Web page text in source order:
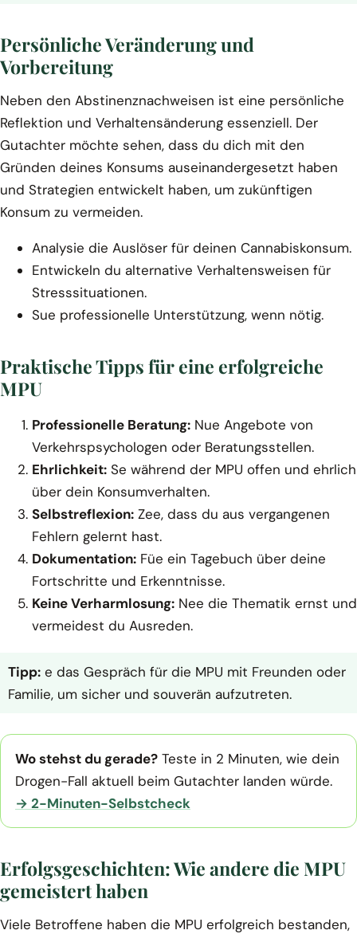
Persönliche Veränderung und
Vorbereitung
Neben den Abstinenznachweisen ist eine persönliche
Reflektion und Verhaltensänderung essenziell. Der
Gutachter möchte sehen, dass du dich mit den
Gründen deines Konsums auseinandergesetzt haben
und Strategien entwickelt haben, um zukünftigen
Konsum zu vermeiden.
Analysie die Auslöser für deinen Cannabiskonsum.
Entwickeln du alternative Verhaltensweisen für
Stresssituationen.
Sue professionelle Unterstützung, wenn nötig.
Praktische Tipps für eine erfolgreiche
MPU
Professionelle Beratung: Nue Angebote von
Verkehrspsychologen oder Beratungsstellen.
Ehrlichkeit: Se während der MPU offen und ehrlich
über dein Konsumverhalten.
Selbstreflexion: Zee, dass du aus vergangenen
Fehlern gelernt hast.
Dokumentation: Füe ein Tagebuch über deine
Fortschritte und Erkenntnisse.
Keine Verharmlosung: Nee die Thematik ernst und
vermeidest du Ausreden.
Tipp: e das Gespräch für die MPU mit Freunden oder
Familie, um sicher und souverän aufzutreten.
Wo stehst du gerade? Teste in 2 Minuten, wie dein
Drogen-Fall aktuell beim Gutachter landen würde.
→ 2-Minuten-Selbstcheck
Erfolgsgeschichten: Wie andere die MPU
gemeistert haben
Viele Betroffene haben die MPU erfolgreich bestanden,